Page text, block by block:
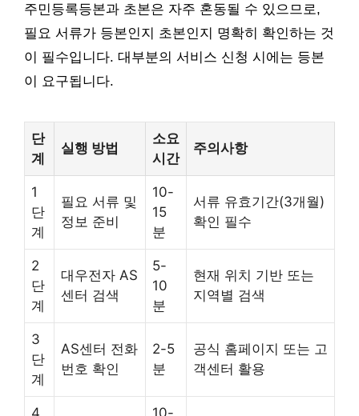
주민등록등본과 초본은 자주 혼동될 수 있으므로,
필요 서류가 등본인지 초본인지 명확히 확인하는 것
이 필수입니다. 대부분의 서비스 신청 시에는 등본
이 요구됩니다.
단
계
실행 방법
소요
시간
주의사항
1
단
계
필요 서류 및
정보 준비
10-
15
분
서류 유효기간(3개월)
확인 필수
2
단
계
대우전자 AS
센터 검색
5-
10
분
현재 위치 기반 또는
지역별 검색
3
단
계
AS센터 전화
번호 확인
2-5
분
공식 홈페이지 또는 고
객센터 활용
4 10-